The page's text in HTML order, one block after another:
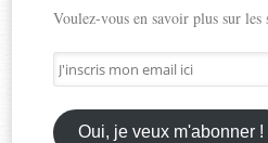
Voulez-vous en savoir plus sur
J'inscris
mon
email
ici
Oui, je veux m'abonner !